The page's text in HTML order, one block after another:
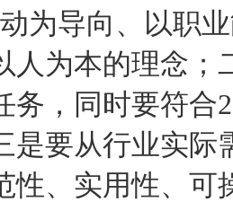
为导向、以职
人为本的理念；
务，同时要符合
是要从行业实际
性、实用性、可